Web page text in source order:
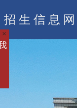
招生信息
×